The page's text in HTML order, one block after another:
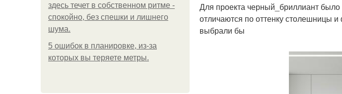
здесь течет в собственном ритме -
спокойно, без спешки и лишнего
шума.
5 ошибок в планировке, из-за
которых вы теряете метры.
Для проекта черный_бриллиант
отличаются по оттенку столешницы и
выбрали бы